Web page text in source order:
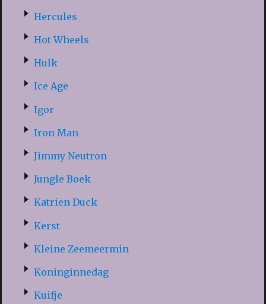
Hercules
Hot Wheels
Hulk
Ice Age
Igor
Iron Man
Jimmy Neutron
Jungle Boek
Katrien Duck
Kerst
Kleine Zeemeermin
Koninginnedag
Kuifje